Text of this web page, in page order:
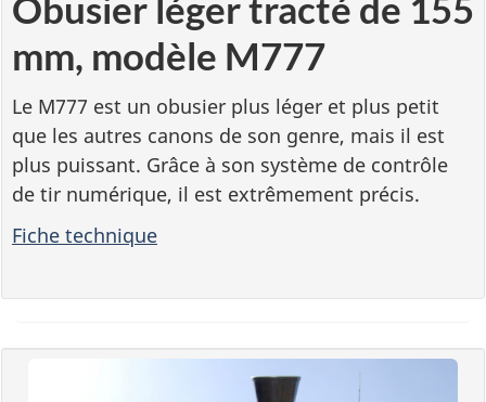
mm, modèle M777
Le M777 est un obusier plus léger et plus petit
que les autres canons de son genre, mais il est
plus puissant. Grâce à son système de contrôle
de tir numérique, il est extrêmement précis.
Fiche technique